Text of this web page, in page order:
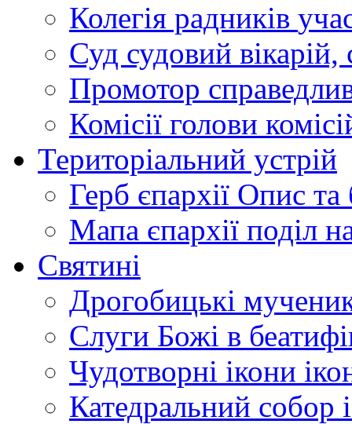
Колегія радників
Суд судовий вікарій,
Промотор
Комісії голови
Територіальний устрій
Герб єпархії Опис та
Мапа єпархії поділ
Святині
Дрогобицькі
Слуги Божі в
Чудотворні ікони
Катедральний собор